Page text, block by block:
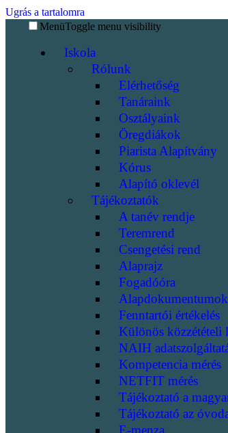
Ugrás a tartalomra
MenüToggle menu visibility
Iskola
Rólunk
Elérhetőség
Tanáraink
Osztályaink
Öregdiákok
Piarista Alapítvány
Kórus
Alapító oklevél
Tájékoztatók
A tanév rendje
Teremrend
Csengetési rend
Alaprajz
Fogadóóra
Alapdokumentumok
Fenntartói értékelés
Különös közzétételi
NAIH
Kompetencia mérés
NETFIT mérés
Tájékoztató a
Tájékoztató az
E-menza